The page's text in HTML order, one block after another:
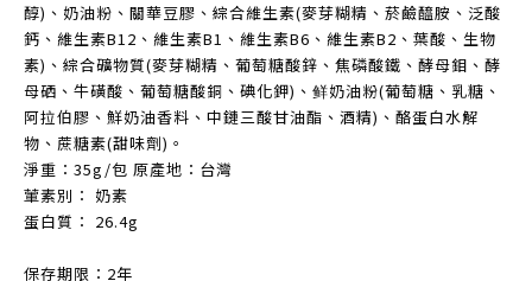
醇)、奶油粉、關華豆膠、綜合維生素(麥芽糊精、菸鹼醯胺、泛酸
鈣、維生素B12、維生素B1、維生素B6、維生素B2、葉酸、生物
素)、綜合礦物質(麥芽糊精、葡萄糖酸鋅、焦磷酸鐵、酵母鉬、酵
母硒、牛磺酸、葡萄糖酸銅、碘化鉀)、鲜奶油粉(葡萄糖、乳糖、
阿拉伯膠、鮮奶油香料、中鏈三酸甘油酯、酒精)、酪蛋白水解
物、蔗糖素(甜味劑)。
淨重：35g/包 原產地：台灣
葷素別： 奶素
蛋白質： 26.4g
保存期限：2年